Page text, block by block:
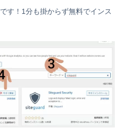
す！1分も掛からず無料でインス